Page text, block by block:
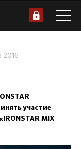
2016
участие
MIX